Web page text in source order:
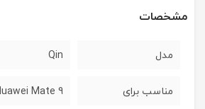
مشخصات
مدل Qin
مناسب برای 9 Huawei Mate